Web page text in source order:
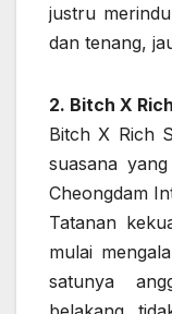
justru
dan tenang,
2. Bitch X
Bitch X Rich
suasana
Cheongdam
Tatanan
mulai
satunya